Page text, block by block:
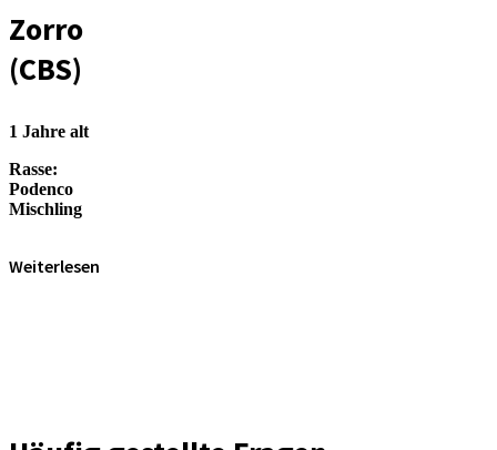
Zorro
(CBS)
1 Jahre alt
Rasse:
Podenco
Mischling
Weiterlesen